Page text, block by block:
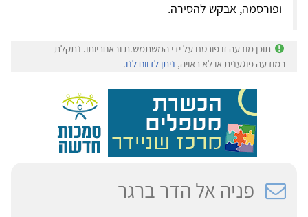
ופורסמה, אבקש להסירה.
תוכן מודעה זו פורסם על ידי המשתמש.ת ובאחריותו. נתקלת
במודעה פוגענית או לא ראויה, ניתן לדווח לנו.
פניה אל הדר ברגר